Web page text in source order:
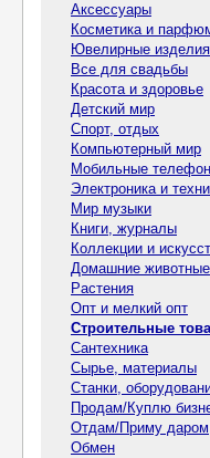
Аксессуары
Косметика и
Ювелирные изделия
Все для свадьбы
Красота и здоровье
Детский мир
Спорт, отдых
Компьютерный мир
Мобильные
Электроника и
Мир музыки
Книги, журналы
Коллекции и
Домашние животные
Растения
Опт и мелкий опт
Строительные
Сантехника
Сырье, материалы
Станки,
Продам/Куплю
Отдам/Приму даром
Обмен